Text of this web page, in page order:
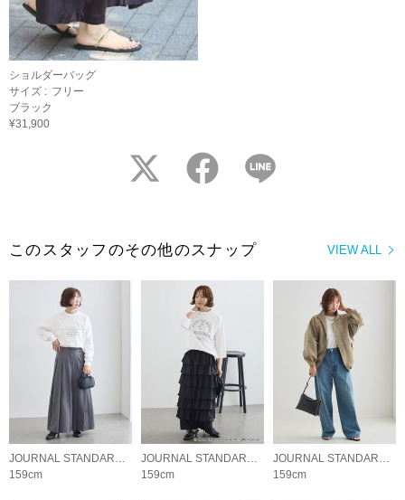
ショルダーバッグ
サイズ : フリー
ブラック
¥31,900
twitter facebook
VIEW ALL
このスタッフのその他のスナップ
JOURNAL STANDARD L'ESSAGE
159cm
JOURNAL STANDARD L'ESSAGE
159cm
JOURNAL STANDARD L'ESSAGE
159cm